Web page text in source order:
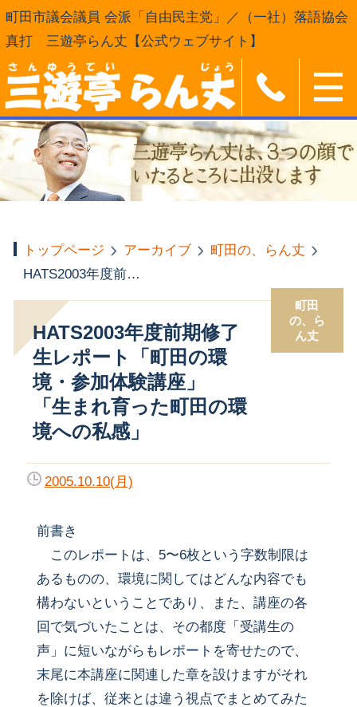
町田市議会議員 会派「自由民主党」／（一社）落語協会
真打 三遊亭らん丈【公式ウェブサイト】
トップページ アーカイブ
町田の、らん丈
HATS2003年度前期修了生レポート「町田の環境・参加体験講座」 「生まれ育った町田の環境への私感」
HATS2003年度前期修了
生レポート「町田の環
境・参加体験講座」
「生まれ育った町田の環
境への私感」
町田
の、ら
ん丈
2005.10.10(月)
前書き
このレポートは、5〜6枚という字数制限は
あるものの、環境に関してはどんな内容でも
構わないということであり、また、講座の各
回で気づいたことは、その都度「受講生の
声」に短いながらもレポートを寄せたので、
末尾に本講座に関連した章を設けますがそれ
を除けば、従来とは違う視点でまとめてみた